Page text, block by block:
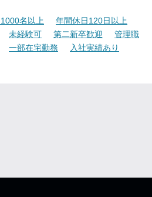
名以上
年間休日120日以上
未経験可 第二新卒歓迎
管理職
一部在宅勤務
入社実績あり